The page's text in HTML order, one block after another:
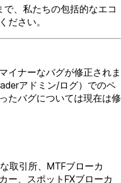
、私たちの包括的なエコ
ださい。
イナーなバグが修正されま
アドミン/ログ）でのペ
たバグについては現在は修
取引所、MTFブローカ
ー、スポットFXブローカ